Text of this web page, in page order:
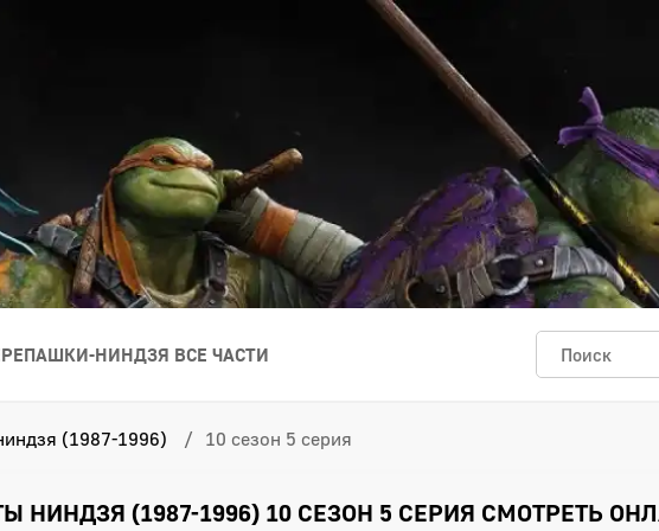
НИНДЗЯ ВСЕ ЧАСТИ
(1987-1996) 10 сезон 5 серия
НИНДЗЯ (1987-1996) 10 СЕЗОН 5 СЕРИЯ СМОТРЕТЬ